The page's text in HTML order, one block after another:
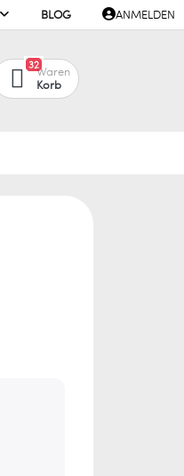
BLOG ANMELDEN
32Waren
Korb